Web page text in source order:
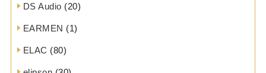
DS Audio (20)
EARMEN (1)
ELAC (80)